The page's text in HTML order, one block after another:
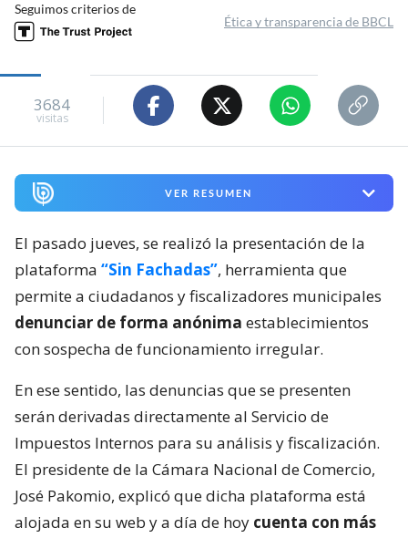
Seguimos criterios de
Ética y transparencia de BBCL
3684
visitas
VER RESUMEN
El pasado jueves, se realizó la presentación de la
plataforma “Sin Fachadas”, herramienta que
permite a ciudadanos y fiscalizadores municipales
denunciar de forma anónima establecimientos
con sospecha de funcionamiento irregular.
En ese sentido, las denuncias que se presenten
serán derivadas directamente al Servicio de
Impuestos Internos para su análisis y fiscalización.
El presidente de la Cámara Nacional de Comercio,
José Pakomio, explicó que dicha plataforma está
alojada en su web y a día de hoy cuenta con más